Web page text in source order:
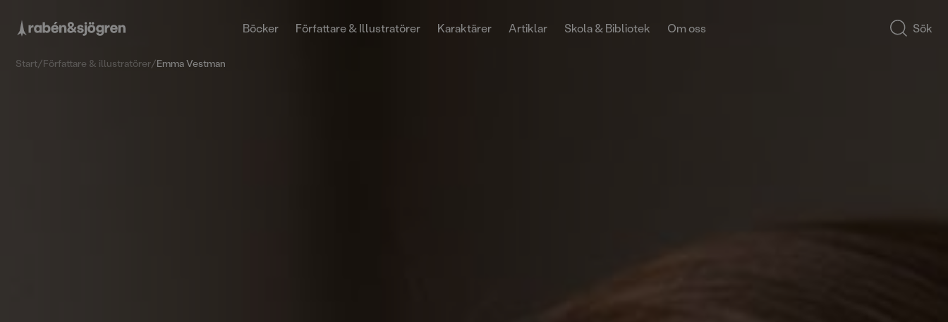
Böcker Författare & Illustratörer Karaktärer Artiklar Skola & Bibliotek Om oss Sök
Start/Författare & illustratörer/Emma Vestman